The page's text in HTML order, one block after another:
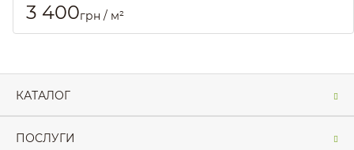
3 400грн / м²
КАТАЛОГ
ПОСЛУГИ